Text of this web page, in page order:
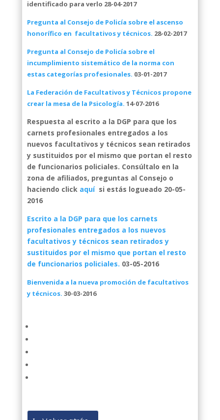
identificado para verlo 28-04-2017
Pregunta al Consejo de Policía sobre el ascenso
honorífico en facultativos y técnicos. 28-02-2017
Pregunta al Consejo de Policía sobre el
incumplimiento sistemático de la norma con
estas categorías profesionales. 03-01-2017
La Federación de Facultativos y Técnicos propone
crear la mesa de la Psicología. 14-07-2016
Respuesta al escrito a la DGP para que los
carnets profesionales entregados a los
nuevos facultativos y técnicos sean retirados
y sustituidos por el mismo que portan el resto
de funcionarios policiales. Consúltalo en la
zona de afiliados, preguntas al Consejo o
haciendo click aquísi estás logueado 20-05-
2016
Escrito a la DGP para que los carnets
profesionales entregados a los nuevos
facultativos y técnicos sean retirados y
sustituidos por el mismo que portan el resto
de funcionarios policiales. 03-05-2016
Bienvenida a la nueva promoción de facultativos
y técnicos. 30-03-2016